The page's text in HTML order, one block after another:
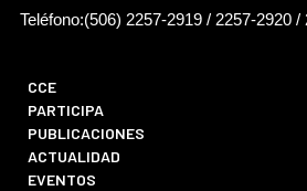
Teléfono:(506) 2257-2919 / 2257-2920
CCE
PARTICIPA
PUBLICACIONES
ACTUALIDAD
EVENTOS